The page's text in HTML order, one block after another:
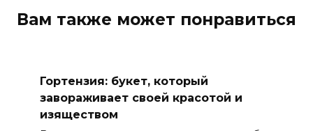
Вам также может понравиться
Гортензия: букет, который
завораживает своей красотой и
изяществом